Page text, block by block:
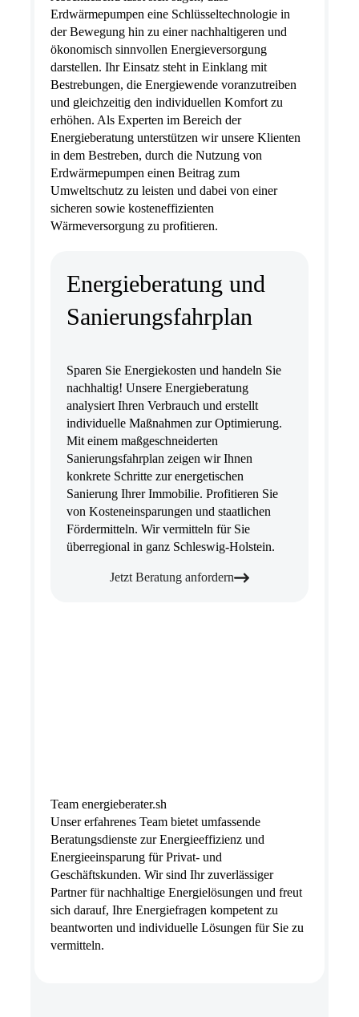
Erdwärmepumpen eine Schlüsseltechnologie in
der Bewegung hin zu einer nachhaltigeren und
ökonomisch sinnvollen Energieversorgung
darstellen. Ihr Einsatz steht in Einklang mit
Bestrebungen, die Energiewende voranzutreiben
und gleichzeitig den individuellen Komfort zu
erhöhen. Als Experten im Bereich der
Energieberatung unterstützen wir unsere Klienten
in dem Bestreben, durch die Nutzung von
Erdwärmepumpen einen Beitrag zum
Umweltschutz zu leisten und dabei von einer
sicheren sowie kosteneffizienten
Wärmeversorgung zu profitieren.
Energieberatung und
Sanierungsfahrplan
Sparen Sie Energiekosten und handeln Sie
nachhaltig! Unsere Energieberatung
analysiert Ihren Verbrauch und erstellt
individuelle Maßnahmen zur Optimierung.
Mit einem maßgeschneiderten
Sanierungsfahrplan zeigen wir Ihnen
konkrete Schritte zur energetischen
Sanierung Ihrer Immobilie. Profitieren Sie
von Kosteneinsparungen und staatlichen
Fördermitteln. Wir vermitteln für Sie
überregional in ganz Schleswig-Holstein.
Jetzt Beratung anfordern
Team energieberater.sh
Unser erfahrenes Team bietet umfassende
Beratungsdienste zur Energieeffizienz und
Energieeinsparung für Privat- und
Geschäftskunden. Wir sind Ihr zuverlässiger
Partner für nachhaltige Energielösungen und freut
sich darauf, Ihre Energiefragen kompetent zu
beantworten und individuelle Lösungen für Sie zu
vermitteln.